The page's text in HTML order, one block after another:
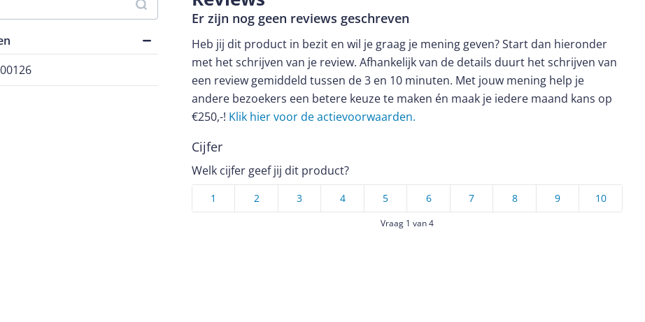
Er zijn nog geen reviews geschreven
Heb jij dit product in bezit en wil je graag je mening geven? Start dan hieronder
met het schrijven van je review. Afhankelijk van de details duurt het schrijven van
een review gemiddeld tussen de 3 en 10 minuten. Met jouw mening help je
andere bezoekers een betere keuze te maken én maak je iedere maand kans op
€250,-! Klik hier voor de actievoorwaarden.
Cijfer
Welk cijfer geef jij dit product?
10
9
8
7
6
5
4
3
2
1
Vraag 1 van 4